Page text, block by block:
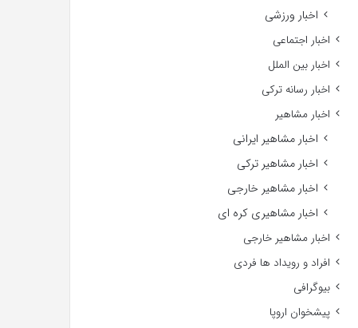
اخبار ورزشی
اخبار اجتماعی
اخبار بین الملل
اخبار رسانه ترکی
اخبار مشاهیر
اخبار مشاهیر ایرانی
اخبار مشاهیر ترکی
اخبار مشاهیر خارجی
اخبار مشاهیری کره ای
اخبار مشاهیر خارجی
افراد و رویداد ها فردی
بیوگرافی
پیشخوان اروپا